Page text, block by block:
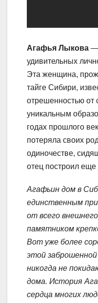
Агафья Лыкова —
удивительных
Эта женщина,
тайге Сибири,
отрешенностью от
уникальным
годах прошлого
потеряла своих
одиночестве,
отец построил
Агафьин дом в
единственным
от всего
памятником
Вот уже более
этой заброшенной
никогда не
дома. История
сердца многих